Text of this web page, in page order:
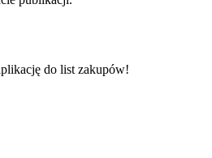
do list zakupów!